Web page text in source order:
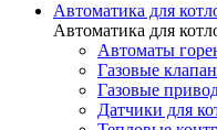
Автоматика для
Автоматика для
Автоматы
Газовые
Газовые
Датчики для